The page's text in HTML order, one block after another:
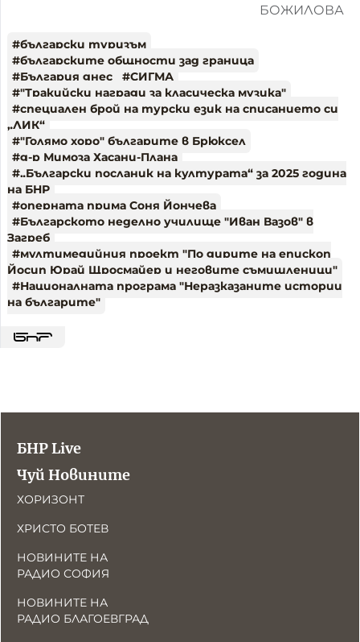
БОЖИЛОВА
#български туризъм
#българските общности зад граница
#България днес #СИГМА
#"Тракийски награди за класическа музика"
#специален брой на турски език на списанието си
„ЛИК“
#"Голямо хоро" българите в Брюксел
#д-р Мимоза Хасани-Плана
#„Български посланик на културата“ за 2025 година
на БНР
#оперната прима Соня Йончева
#Българското неделно училище "Иван Вазов" в
Загреб
#мултимедийния проект "По дирите на епископ
Йосип Юрай Щросмайер и неговите съмишленици"
#Националната програма "Неразказаните истории
на българите"
БНР Live
Чуй Новините
ХОРИЗОНТ
ХРИСТО БОТЕВ
НОВИНИТЕ НА
РАДИО СОФИЯ
НОВИНИТЕ НА
РАДИО БЛАГОЕВГРАД